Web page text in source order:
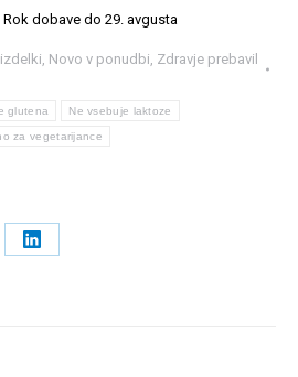
dobave do 29. avgusta
, Novo v ponudbi, Zdravje prebavil
glutena Ne vsebuje laktoze
za vegetarijance
Share